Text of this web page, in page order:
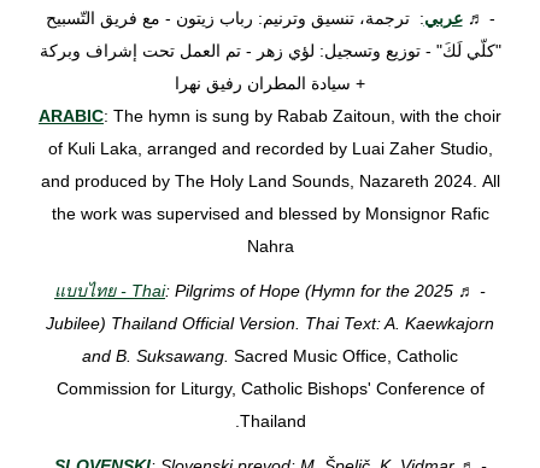
- ♬عربي: ترجمة، تنسيق وترنيم: رباب زيتون - مع فريق التّسبيح
"كلّي لَكَ" - توزيع وتسجيل: لؤي زهر - تم العمل تحت إشراف وبركة
+ سيادة المطران رفيق نهرا
ARABIC: The hymn is sung by Rabab Zaitoun, with the choir
of Kuli Laka, arranged and recorded by Luai Zaher Studio,
and produced by The Holy Land Sounds, Nazareth 2024. All
the work was supervised and blessed by Monsignor Rafic
Nahra
- ♬
แบบไทย - Thai: Pilgrims of Hope (Hymn for the 2025
Jubilee) Thailand Official Version. Thai Text: A. Kaewkajorn
and B. Suksawang. Sacred Music Office, Catholic
Commission for Liturgy, Catholic Bishops' Conference of
Thailand.